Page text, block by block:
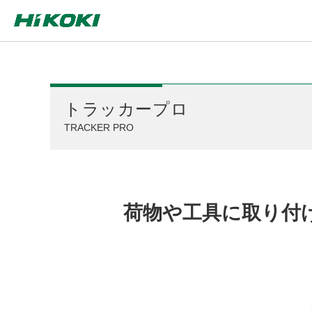
トラッカープロ
TRACKER PRO
荷物や工具に取り付